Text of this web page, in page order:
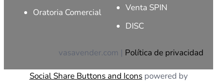
Oratoria Comercial
Venta SPIN
DISC
vasavender.com | Política de privacidad
Social Share Buttons and Iconspowered by